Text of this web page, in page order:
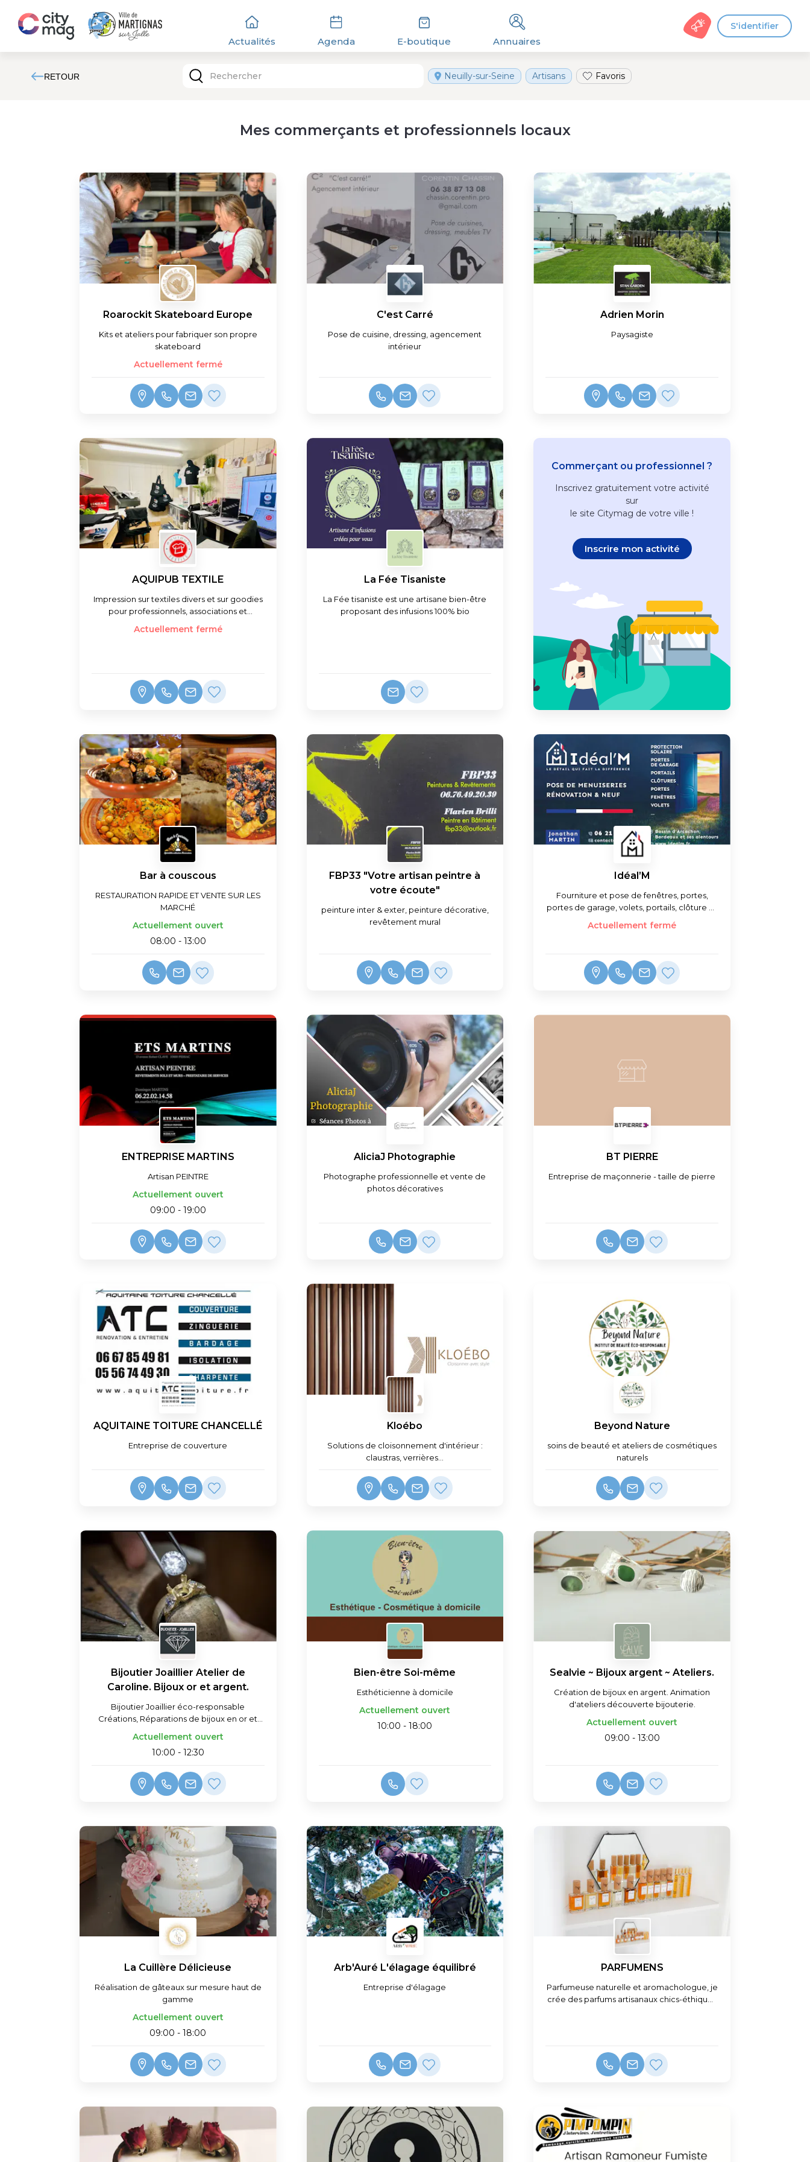
Actualités Agenda E-boutique Annuaires
S'identifier
RETOUR Neuilly-sur-Seine Artisans Favoris
Mes commerçants et professionnels locaux
Roarockit Skateboard Europe
Kits et ateliers pour fabriquer son propre
skateboard
Actuellement fermé
C'est Carré
Pose de cuisine, dressing, agencement
intérieur
Adrien Morin
Paysagiste
AQUIPUB TEXTILE
Impression sur textiles divers et sur goodies
pour professionnels, associations et
particuliers
Actuellement fermé
La Fée Tisaniste
La Fée tisaniste est une artisane bien-être
proposant des infusions 100% bio
Commerçant ou professionnel ?
Inscrivez gratuitementvotre activité
sur
le site Citymag de votre ville !
Inscrire mon activité
Bar à couscous
RESTAURATION RAPIDE ET VENTE SUR LES
MARCHÉ
Actuellement ouvert
08:00 - 13:00
FBP33 "Votre artisan peintre à
votre écoute"
peinture inter & exter, peinture décorative,
revêtement mural
Idéal’M
Fourniture et pose de fenêtres, portes,
portes de garage, volets, portails, clôture et
Actuellement fermé
ENTREPRISE MARTINS
Artisan PEINTRE
Actuellement ouvert
09:00 - 19:00
AliciaJ Photographie
Photographe professionnelle et vente de
photos décoratives
BT PIERRE
Entreprise de maçonnerie - taille de pierre
AQUITAINE TOITURE CHANCELLÉ
Entreprise de couverture
Kloébo
Solutions de cloisonnement d'intérieur :
claustras, verrières...
Beyond Nature
soins de beauté et ateliers de cosmétiques
naturels
Bijoutier Joaillier Atelier de
Caroline. Bijoux or et argent.
Bijoutier Joaillier éco-responsable
Créations, Réparations de bijoux en or et
Actuellement ouvert
10:00 - 12:30
Bien-être Soi-même
Esthéticienne à domicile
Actuellement ouvert
10:00 - 18:00
Sealvie ~ Bijoux argent ~ Ateliers.
Création de bijoux en argent. Animation
d'ateliers découverte bijouterie.
Actuellement ouvert
09:00 - 13:00
La Cuillère Délicieuse
Réalisation de gâteaux sur mesure haut de
gamme
Actuellement ouvert
09:00 - 18:00
Arb'Auré L'élagage équilibré
Entreprise d'élagage
PARFUMENS
Parfumeuse naturelle et aromachologue, je
crée des parfums artisanaux chics-éthiques